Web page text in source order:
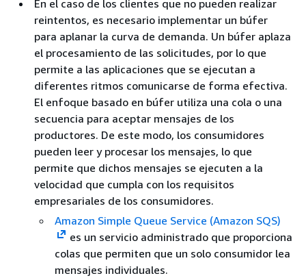
En el caso de los clientes que no pueden realizar
reintentos, es necesario implementar un búfer
para aplanar la curva de demanda. Un búfer aplaza
el procesamiento de las solicitudes, por lo que
permite a las aplicaciones que se ejecutan a
diferentes ritmos comunicarse de forma efectiva.
El enfoque basado en búfer utiliza una cola o una
secuencia para aceptar mensajes de los
productores. De este modo, los consumidores
pueden leer y procesar los mensajes, lo que
permite que dichos mensajes se ejecuten a la
velocidad que cumpla con los requisitos
empresariales de los consumidores.
Amazon Simple Queue Service (Amazon SQS)
es un servicio administrado que proporciona
colas que permiten que un solo consumidor lea
mensajes individuales.